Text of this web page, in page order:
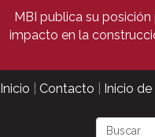
MBI publica su
impacto en la
Inicio Contacto Inicio de